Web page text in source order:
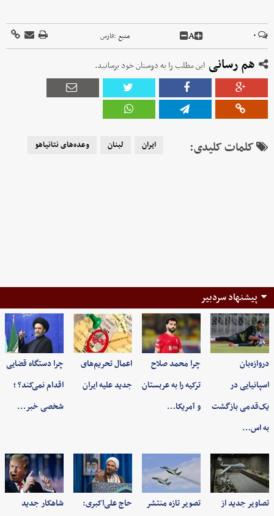
۰ A منبع :فارس
هم رسانی این مطلب را به دوستان خود برسانید.
کلمات کلیدی: ایران لبنان وعده‌‌های نتانیاهو
پیشنهاد سردبیر
دروازه‌بان
اسپانیایی در
یک‌قدمی بازگشت
به اس…
چرا محمد صلاح
ترکیه را به عربستان
و آمریکا…
اعمال تحریم‌های
جدید علیه ایران
چرا دستگاه قضایی
اقدام نمی‌کند؟ ؛
شخصی خبر…
تصاویر جدید از تصویر تازه منتشر حاج علی‌اکبری: شاهکار جدید